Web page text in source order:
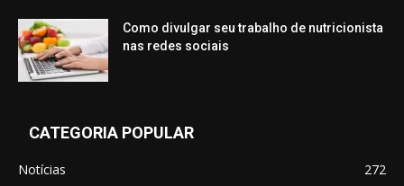
Como divulgar seu trabalho de nutricionista
nas redes sociais
CATEGORIA POPULAR
Notícias
272